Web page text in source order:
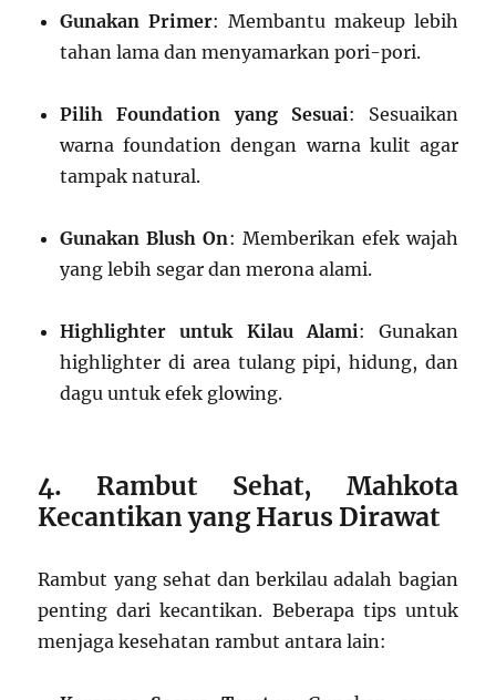
Gunakan Primer: Membantu makeup lebih
tahan lama dan menyamarkan pori-pori.
Pilih Foundation yang Sesuai: Sesuaikan
warna foundation dengan warna kulit agar
tampak natural.
Gunakan Blush On: Memberikan efek wajah
yang lebih segar dan merona alami.
Highlighter untuk Kilau Alami: Gunakan
highlighter di area tulang pipi, hidung, dan
dagu untuk efek glowing.
4. Rambut Sehat, Mahkota
Kecantikan yang Harus Dirawat
Rambut yang sehat dan berkilau adalah bagian
penting dari kecantikan. Beberapa tips untuk
menjaga kesehatan rambut antara lain: